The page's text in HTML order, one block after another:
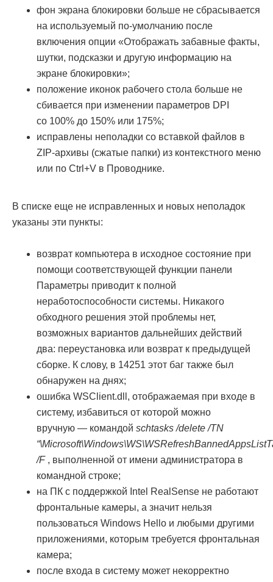
фон экрана блокировки больше не сбрасывается
на используемый по-умолчанию после
включения опции «Отображать забавные факты,
шутки, подсказки и другую информацию на
экране блокировки»;
положение иконок рабочего стола больше не
сбивается при изменении параметров DPI
со 100% до 150% или 175%;
исправлены неполадки со вставкой файлов в
ZIP-архивы (сжатые папки) из контекстного меню
или по Ctrl+V в Проводнике.
В списке еще не исправленных и новых неполадок
указаны эти пункты:
возврат компьютера в исходное состояние при
помощи соответствующей функции панели
Параметры приводит к полной
неработоспособности системы. Никакого
обходного решения этой проблемы нет,
возможных вариантов дальнейших действий
два: переустановка или возврат к предыдущей
сборке. К слову, в 14251 этот баг также был
обнаружен на днях;
ошибка WSClient.dll, отображаемая при входе в
систему, избавиться от которой можно
вручную — командой schtasks /delete /TN
/F, выполненной от имени администратора в
командной строке;
на ПК с поддержкой Intel RealSense не работают
фронтальные камеры, а значит нельзя
пользоваться Windows Hello и любыми другими
приложениями, которым требуется фронтальная
камера;
после входа в систему может некорректно